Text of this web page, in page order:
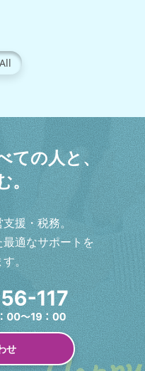
ての人と、
。
援・税務。
適なサポートを
す。
せ